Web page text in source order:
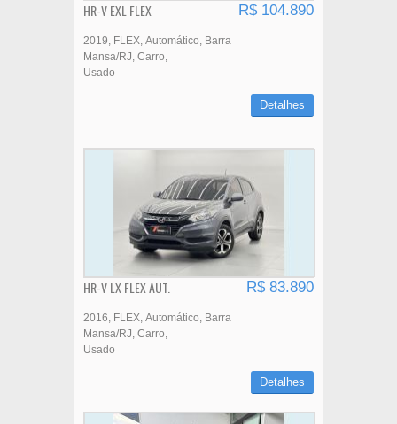
HR-V EXL FLEX R$ 104.890
2019 FLEX Automático
Barra
Mansa/RJ Carro
Usado
Detalhes
HR-V LX FLEX AUT. R$ 83.890
2016 FLEX Automático
Barra
Mansa/RJ Carro
Usado
Detalhes